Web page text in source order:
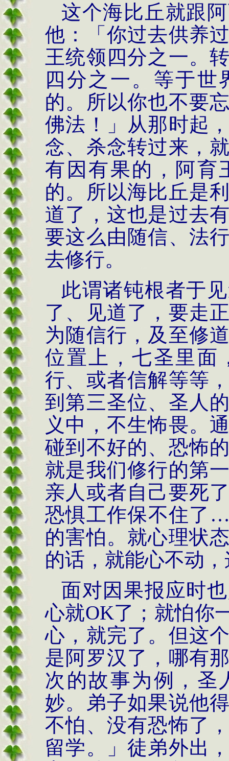
这个海比丘就跟
他：「你过去供养
王统领四分之一。
四分之一。等于世
的。所以你也不要
佛法！」从那时起
念、杀念转过来，
有因有果的，阿育
的。所以海比丘是
道了，这也是过去
要这么由随信、法
去修行。
此谓诸钝根者于
了、见道了，要走
为随信行，及至修
位置上，七圣里面
行、或者信解等等
到第三圣位、圣人
义中，不生怖畏。
碰到不好的、恐怖
就是我们修行的第
亲人或者自己要死
恐惧工作保不住了
的害怕。就心理状
的话，就能心不动
面对因果报应时
心就OK了；就怕你
心，就完了。但这
是阿罗汉了，哪有
次的故事为例，圣
妙。弟子如果说他
不怕、没有恐怖了
留学。」徒弟外出